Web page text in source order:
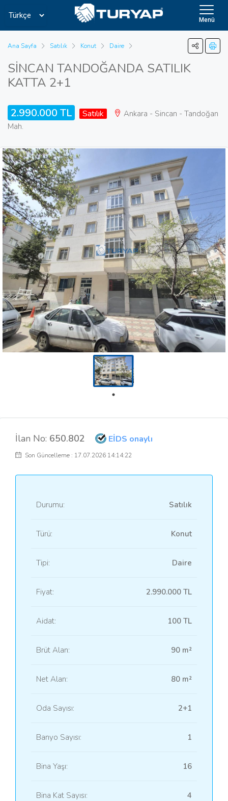
Menü
Ana Sayfa Satılık Konut Daire
SİNCAN TANDOĞANDA SATILIK
KATTA 2+1
2.990.000 TL Satılık
Ankara - Sincan - Tandoğan
Mah.
İlan No: 650.802 EİDS onaylı
Son Güncelleme : 17.07.2026 14:14:22
Durumu: Satılık
Türü: Konut
Tipi: Daire
Fiyat: 2.990.000 TL
Aidat: 100 TL
Brüt Alan: 90 m²
Net Alan: 80 m²
Oda Sayısı: 2+1
Banyo Sayısı: 1
Bina Yaşı: 16
Bina Kat Sayısı: 4